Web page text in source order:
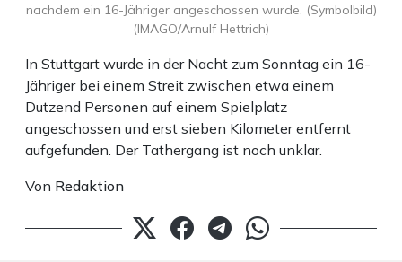
In Stuttgart wurde in der Nacht zum Sonntag ein 16-
Jähriger bei einem Streit zwischen etwa einem
Dutzend Personen auf einem Spielplatz
angeschossen und erst sieben Kilometer entfernt
aufgefunden. Der Tathergang ist noch unklar.
Von Redaktion
nachdem ein 16-Jähriger angeschossen wurde. (Symbolbild)
(IMAGO/Arnulf Hettrich)